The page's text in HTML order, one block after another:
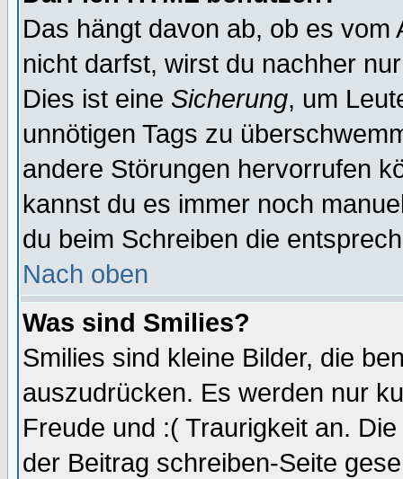
Das hängt davon ab, ob es
nicht darfst, wirst du nachher
Dies ist eine Sicherung, um
unnötigen Tags zu
andere Störungen hervorrufen
kannst du es immer noch
du beim Schreiben die
Nach oben
Was sind Smilies?
Smilies sind kleine Bilder, die
auszudrücken. Es werden nur
Freude und :( Traurigkeit an.
der Beitrag schreiben-Seite